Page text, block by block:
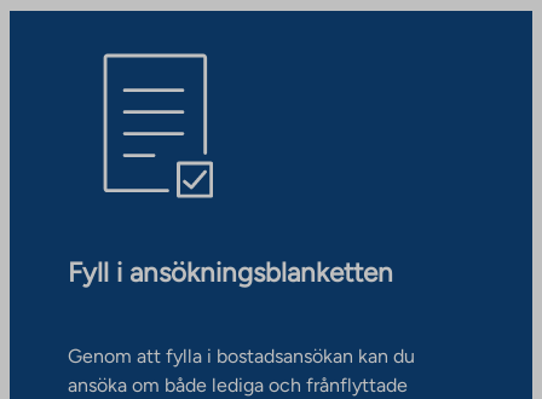
Fyll i ansökningsblanketten
Genom att fylla i bostadsansökan kan du
ansöka om både lediga och frånflyttade